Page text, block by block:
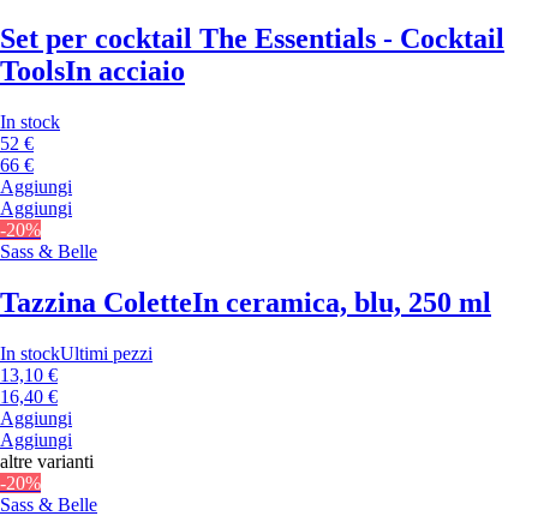
Set per cocktail The Essentials - Cocktail
ToolsIn acciaio
In stock
52 €
66 €
Aggiungi
Aggiungi
-20%
Sass & Belle
Tazzina ColetteIn ceramica, blu, 250 ml
In stockUltimi pezzi
13,10 €
16,40 €
Aggiungi
Aggiungi
altre varianti
-20%
Sass & Belle